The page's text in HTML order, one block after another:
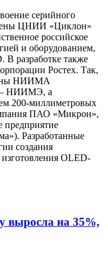
серийного
ЦНИИ «Циклон»
российское
и оборудованием,
В разработке также
Ростех. Так,
НИИМА
– НИИМЭ, а
200-миллиметровых
ПАО «Микрон»,
предприятие
Разработанные
создания
OLED-
выросла на 35%,